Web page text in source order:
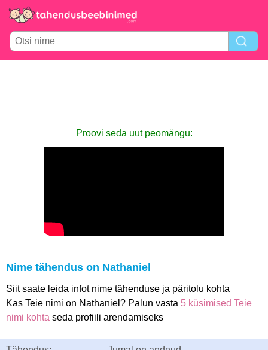
Proovi seda uut peomängu:
Nime tähendus on Nathaniel
Siit saate leida infot nime tähenduse ja päritolu kohta
Kas Teie nimi on Nathaniel? Palun vasta 5 küsimised Teie
nimi kohta seda profiili arendamiseks